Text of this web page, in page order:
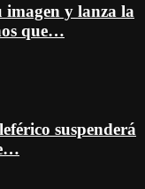
imagen y lanza la
que…
suspenderá